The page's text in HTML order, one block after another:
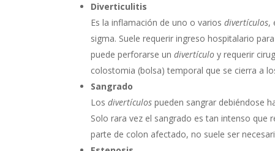
Diverticulitis
Es la inflamación de uno o variosdivertículos,
sigma. Suele requerir ingreso hospitalario
puede perforarse undivertículo y requerir
colostomia (bolsa) temporal que se cierra a
Sangrado
Losdivertículos pueden sangrar debiéndose
Solo rara vez el sangrado es tan intenso que
parte de colon afectado, no suele ser